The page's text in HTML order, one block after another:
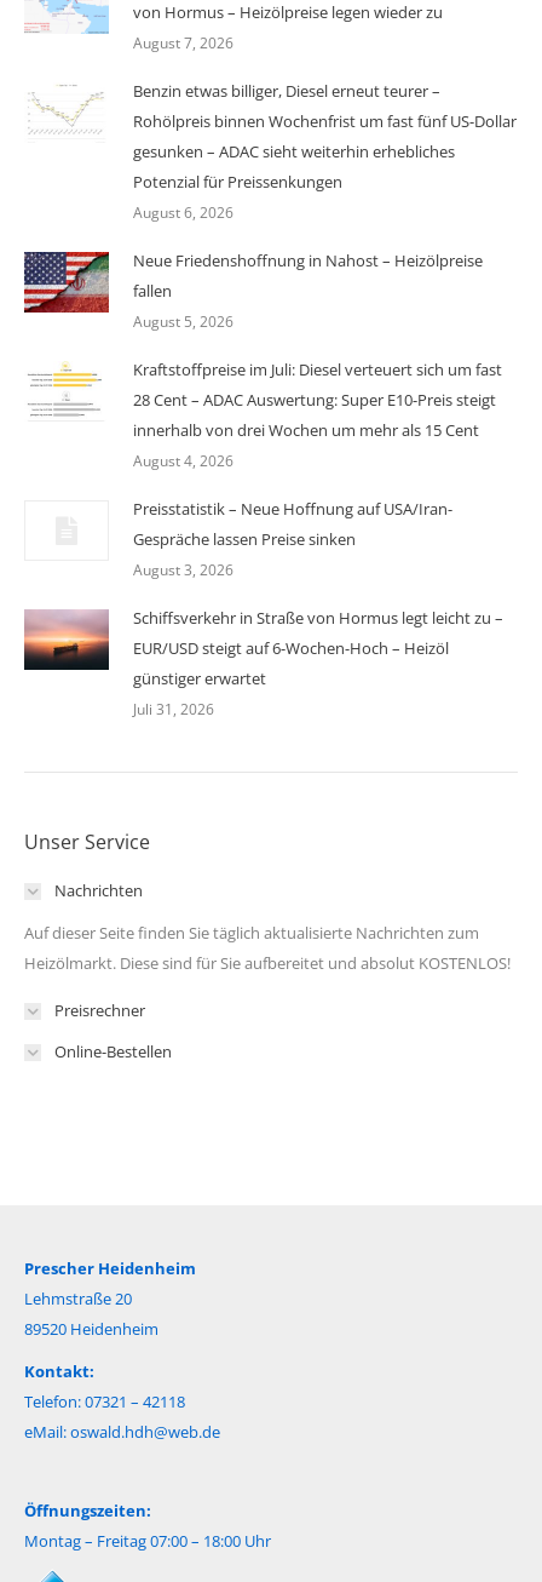
von Hormus – Heizölpreise legen wieder zu
August 7, 2026
Benzin etwas billiger, Diesel erneut teurer –
Rohölpreis binnen Wochenfrist um fast fünf US-Dollar
gesunken – ADAC sieht weiterhin erhebliches
Potenzial für Preissenkungen
August 6, 2026
Neue Friedenshoffnung in Nahost – Heizölpreise
fallen
August 5, 2026
Kraftstoffpreise im Juli: Diesel verteuert sich um fast
28 Cent – ADAC Auswertung: Super E10-Preis steigt
innerhalb von drei Wochen um mehr als 15 Cent
August 4, 2026
Preisstatistik – Neue Hoffnung auf USA/Iran-
Gespräche lassen Preise sinken
August 3, 2026
Schiffsverkehr in Straße von Hormus legt leicht zu –
EUR/USD steigt auf 6-Wochen-Hoch – Heizöl
günstiger erwartet
Juli 31, 2026
Unser Service
Nachrichten
Auf dieser Seite finden Sie täglich aktualisierte Nachrichten zum
Heizölmarkt. Diese sind für Sie aufbereitet und absolut KOSTENLOS!
Preisrechner
Online-Bestellen
Prescher Heidenheim
Lehmstraße 20
89520 Heidenheim
Kontakt:
Telefon: 07321 – 42118
eMail:oswald.hdh@web.de
Öffnungszeiten:
Montag – Freitag 07:00 – 18:00 Uhr